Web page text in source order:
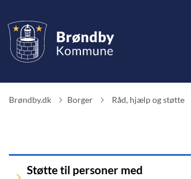
Brøndby.dk Borger Tilbage til
Råd, hjælp og støtte
Støtte til personer med